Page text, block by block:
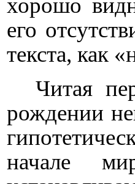
хорошо
его
текста, как
Читая
рождении
начале